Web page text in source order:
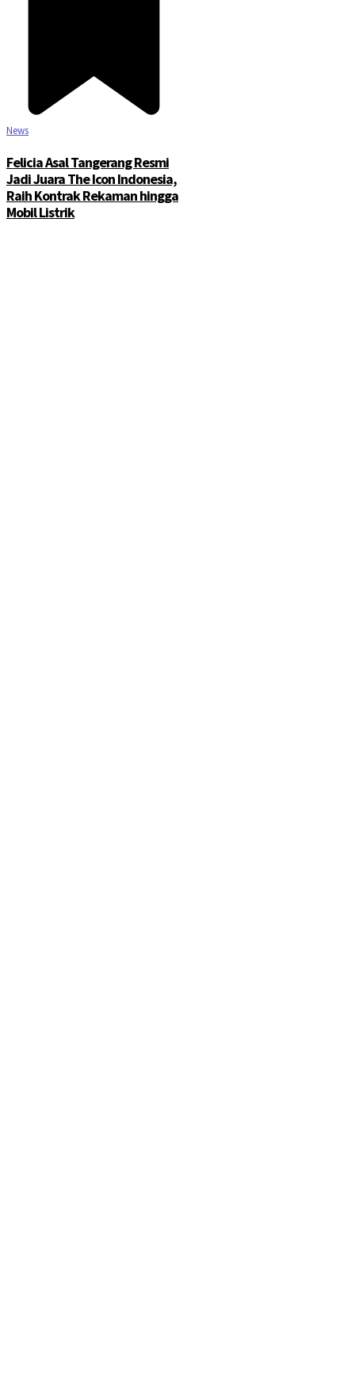
News
Felicia Asal Tangerang Resmi
Jadi Juara The Icon Indonesia,
Raih Kontrak Rekaman hingga
Mobil Listrik